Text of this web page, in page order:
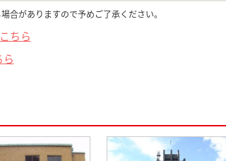
合がありますので予めご了承ください。
ちら